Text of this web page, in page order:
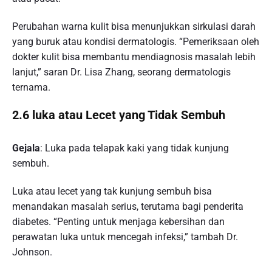
Perubahan warna kulit bisa menunjukkan sirkulasi darah
yang buruk atau kondisi dermatologis. “Pemeriksaan oleh
dokter kulit bisa membantu mendiagnosis masalah lebih
lanjut,” saran Dr. Lisa Zhang, seorang dermatologis
ternama.
2.6 luka atau Lecet yang Tidak Sembuh
Gejala: Luka pada telapak kaki yang tidak kunjung
sembuh.
Luka atau lecet yang tak kunjung sembuh bisa
menandakan masalah serius, terutama bagi penderita
diabetes. “Penting untuk menjaga kebersihan dan
perawatan luka untuk mencegah infeksi,” tambah Dr.
Johnson.